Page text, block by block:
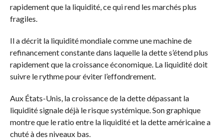
rapidement que la liquidité, ce qui rend les marchés plus
fragiles.
Il a décrit la liquidité mondiale comme une machine de
refinancement constante dans laquelle la dette s’étend plus
rapidement que la croissance économique. La liquidité doit
suivre le rythme pour éviter l’effondrement.
Aux États-Unis, la croissance de la dette dépassant la
liquidité signale déjà le risque systémique. Son graphique
montre que le ratio entre la liquidité et la dette américaine a
chuté à des niveaux bas.